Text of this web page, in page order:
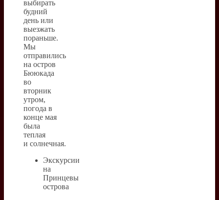
выбирать
будний
день или
выезжать
пораньше.
Мы
отправились
на остров
Бююкада
во
вторник
утром,
погода в
конце мая
была
теплая
и солнечная.
Экскурсии
на
Принцевы
острова